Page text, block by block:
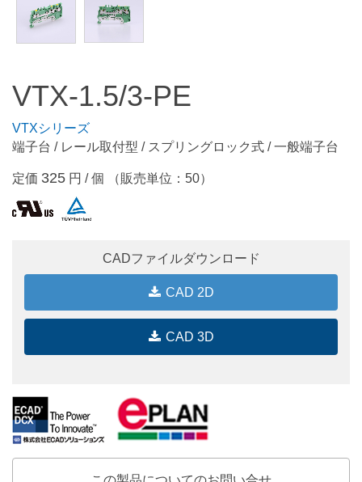
VTX-1.5/3-PE
VTXシリーズ
端子台 / レール取付型 / スプリングロック式 / 一般端子台
定価 325 円 / 個 （販売単位：50）
CADファイルダウンロード
CAD 2D
CAD 3D